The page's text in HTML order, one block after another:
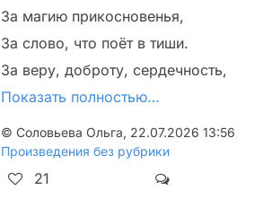
За магию прикосновенья,
За слово, что поёт в тиши.
За веру, доброту, сердечность,
Показать полностью…
© Соловьева Ольга, 22.07.2026 13:56
Произведения без рубрики
21